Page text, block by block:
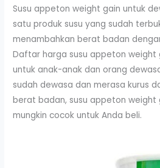
Susu appeton weight gain untuk
satu produk susu yang sudah
menambahkan berat badan
Daftar harga susu appeton weight
untuk anak-anak dan orang
sudah dewasa dan merasa kurus
berat badan, susu appeton weight
mungkin cocok untuk Anda beli.